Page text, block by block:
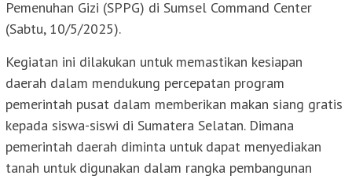
Pemenuhan Gizi (SPPG) di Sumsel Command Center
(Sabtu, 10/5/2025).
Kegiatan ini dilakukan untuk memastikan kesiapan
daerah dalam mendukung percepatan program
pemerintah pusat dalam memberikan makan siang gratis
kepada siswa-siswi di Sumatera Selatan. Dimana
pemerintah daerah diminta untuk dapat menyediakan
tanah untuk digunakan dalam rangka pembangunan